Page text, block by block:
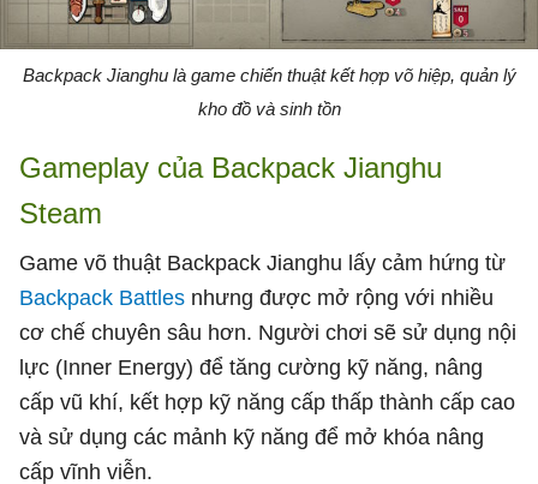
Backpack Jianghu là game chiến thuật kết hợp võ hiệp, quản lý
kho đồ và sinh tồn
Gameplay của Backpack Jianghu
Steam
Game võ thuật Backpack Jianghu lấy cảm hứng từ
Backpack Battles nhưng được mở rộng với nhiều
cơ chế chuyên sâu hơn. Người chơi sẽ sử dụng nội
lực (Inner Energy) để tăng cường kỹ năng, nâng
cấp vũ khí, kết hợp kỹ năng cấp thấp thành cấp cao
và sử dụng các mảnh kỹ năng để mở khóa nâng
cấp vĩnh viễn.